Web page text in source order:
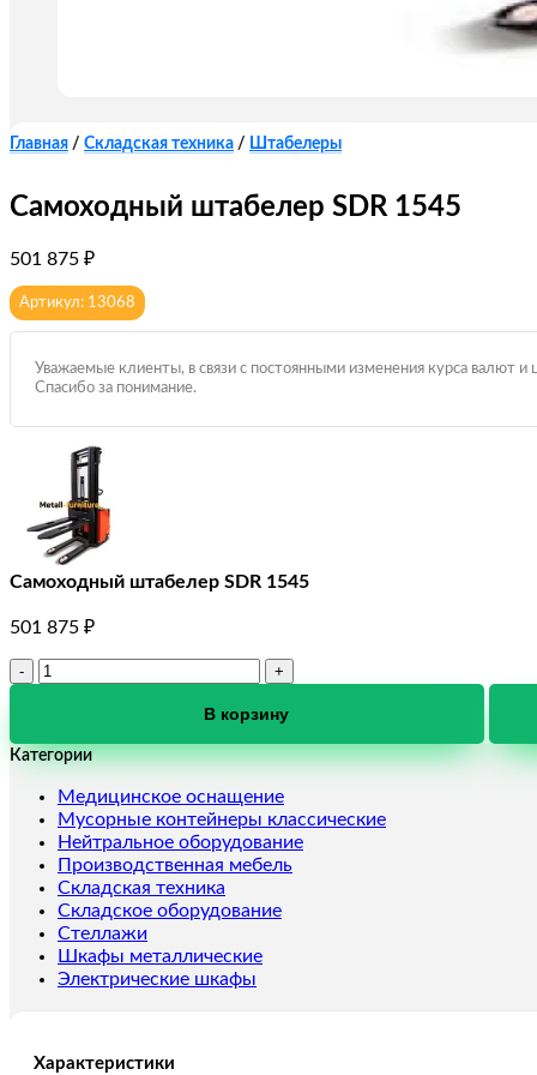
Главная / Складская техника / Штабелеры
Самоходный штабелер SDR 1545
501 875 ₽
Артикул: 13068
Уважаемые клиенты, в связи с постоянными изменения курса валют
Спасибо за понимание.
Самоходный штабелер SDR 1545
501 875 ₽
Количество
SDR
В корзину
Категории
Медицинское оснащение
Мусорные контейнеры классические
Нейтральное оборудование
Производственная мебель
Складская техника
Складское оборудование
Стеллажи
Шкафы металлические
Электрические шкафы
Характеристики